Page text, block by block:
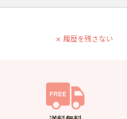
履歴を残さない